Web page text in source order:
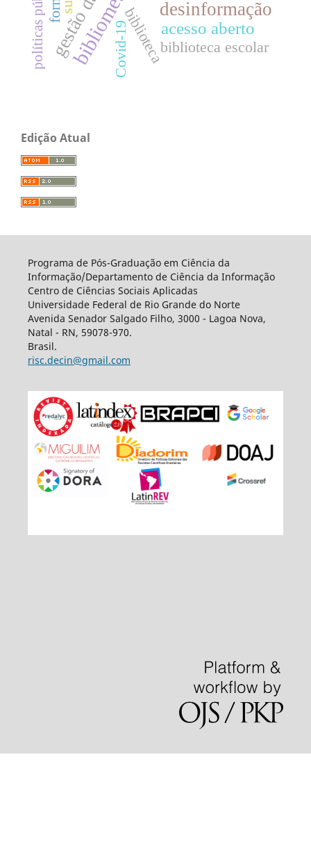
desinformação
acesso aberto
bibliotecabiblioteca escolar
Covid-19
Edição Atual
Programa de Pós-Graduação em Ciência da
Informação/Departamento de Ciência da Informação
Centro de Ciências Sociais Aplicadas
Universidade Federal de Rio Grande do Norte
Avenida Senador Salgado Filho, 3000 - Lagoa Nova,
Natal - RN, 59078-970.
Brasil.
risc.decin@gmail.com